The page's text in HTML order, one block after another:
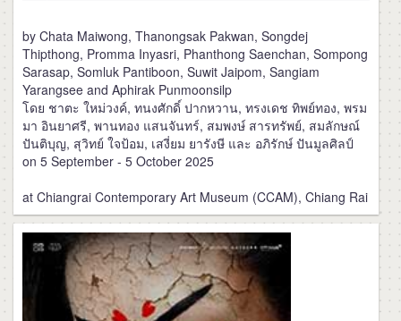
by Chata Maiwong, Thanongsak Pakwan, Songdej
Thipthong, Promma Inyasri, Phanthong Saenchan, Sompong
Sarasap, Somluk Pantiboon, Suwit Jaipom, Sangiam
Yarangsee and Aphirak Punmoonsilp
โดย ชาตะ ใหม่วงค์, ทนงศักดิ์ ปากหวาน, ทรงเดช ทิพย์ทอง, พรม
มา อินยาศรี, พานทอง แสนจันทร์, สมพงษ์ สารทรัพย์, สมลักษณ์
ปันติบุญ, สุวิทย์ ใจป้อม, เสงี่ยม ยารังษี และ อภิรักษ์ ปันมูลศิลป์
on 5 September - 5 October 2025
at Chiangrai Contemporary Art Museum (CCAM), Chiang Rai